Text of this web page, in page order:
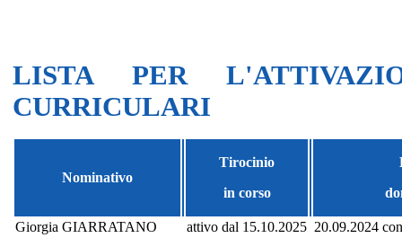
LISTA PER
CURRICULARI
Nominativo
Tirocinio
in corso
Giorgia GIARRATANO attivo dal 15.10.2025 20.09.2024